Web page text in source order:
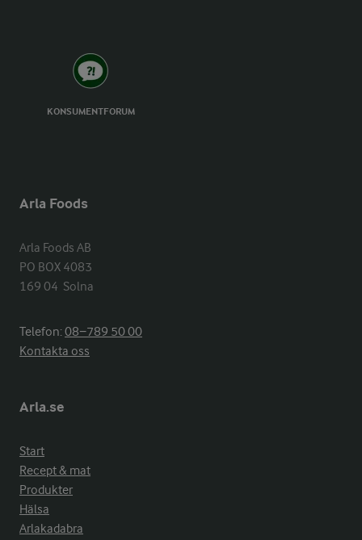
KONSUMENTFORUM
Arla Foods
Arla Foods AB
PO BOX 4083
169 04  Solna
Telefon:08−789 50 00
Kontakta oss
Arla.se
Start
Recept & mat
Produkter
Hälsa
Arlakadabra